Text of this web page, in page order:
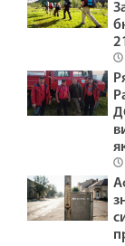
ВІДВОЛІКАННЯ І
05.02.2025
ТРИ АГРЕГАТНІ
ПОТІМ
03.02.2025